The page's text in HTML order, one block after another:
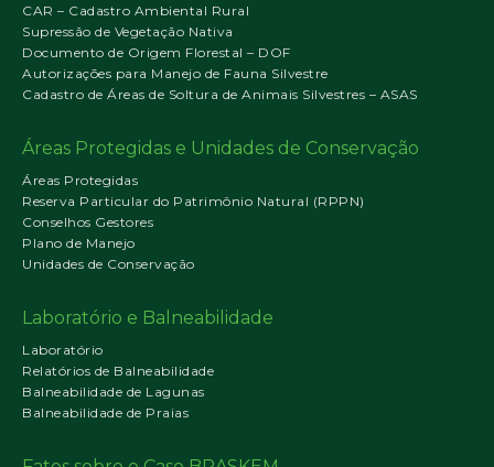
CAR – Cadastro Ambiental Rural
Supressão de Vegetação Nativa
Documento de Origem Florestal – DOF
Autorizações para Manejo de Fauna Silvestre
Cadastro de Áreas de Soltura de Animais Silvestres – ASAS
Áreas Protegidas e Unidades de Conservação
Áreas Protegidas
Reserva Particular do Patrimônio Natural (RPPN)
Conselhos Gestores
Plano de Manejo
Unidades de Conservação
Laboratório e Balneabilidade
Laboratório
Relatórios de Balneabilidade
Balneabilidade de Lagunas
Balneabilidade de Praias